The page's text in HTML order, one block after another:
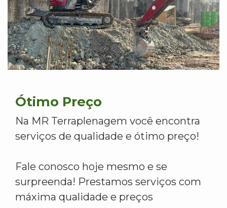
Ótimo Preço
Na MR Terraplenagem você encontra
serviços de qualidade e ótimo preço!
Fale conosco hoje mesmo e se
surpreenda! Prestamos serviços com
máxima qualidade e preços